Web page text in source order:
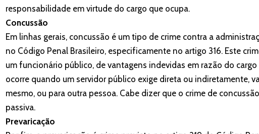
responsabilidade em virtude do cargo que ocupa.
Concussão
Em linhas gerais, concussão é um tipo de crime contra a
no Código Penal Brasileiro, especificamente no artigo 316. Este
um funcionário público, de vantagens indevidas em razão do cargo
ocorre quando um servidor público exige direta ou indiretamente,
mesmo, ou para outra pessoa. Cabe dizer que o crime de
passiva.
Prevaricação